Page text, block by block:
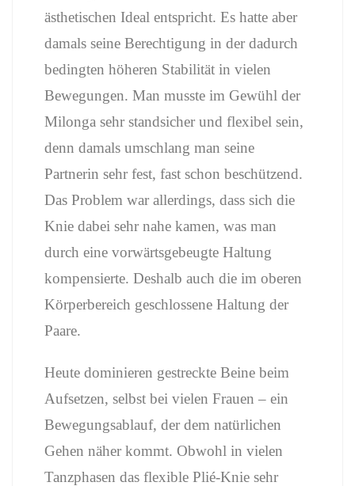
ästhetischen Ideal entspricht. Es hatte aber
damals seine Berechtigung in der dadurch
bedingten höheren Stabilität in vielen
Bewegungen. Man musste im Gewühl der
Milonga sehr standsicher und flexibel sein,
denn damals umschlang man seine
Partnerin sehr fest, fast schon beschützend.
Das Problem war allerdings, dass sich die
Knie dabei sehr nahe kamen, was man
durch eine vorwärtsgebeugte Haltung
kompensierte. Deshalb auch die im oberen
Körperbereich geschlossene Haltung der
Paare.
Heute dominieren gestreckte Beine beim
Aufsetzen, selbst bei vielen Frauen – ein
Bewegungsablauf, der dem natürlichen
Gehen näher kommt. Obwohl in vielen
Tanzphasen das flexible Plié-Knie sehr